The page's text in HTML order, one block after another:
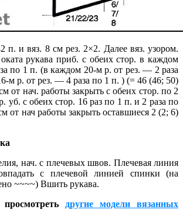
п. и вяз. 8 см рез. 2×2. Далее вяз. узором.
рукава приб. с обеих стор. в каждом
по 1 п. (в каждом 20-м р. от рез. — 2 раза
м р. от рез. — 4 раза по 1 п. ) (= 46 (46; 50)
от нач. работы закрыть с обеих стор. по 2
уб. с обеих стор. 16 раз по 1 п. и 2 раза по
от нач работы закрыть оставшиеся 2 (2; 6)
нач. с плечевых швов. Плечевая линия
с плечевой линией спинки (на
~~~~) Вшить рукава.
другие модели вязанных